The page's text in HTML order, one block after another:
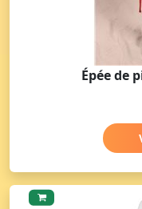
Épée de